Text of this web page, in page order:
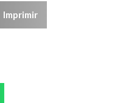
Imprimir